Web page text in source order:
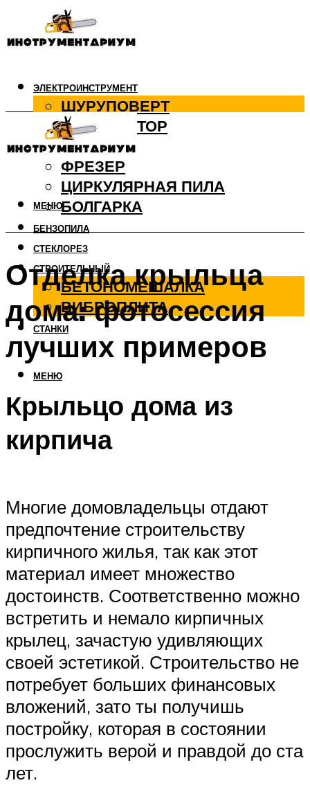
ЭЛЕКТРОИНСТРУМЕНТ
ШУРУПОВЕРТ
ПЕРФОРАТОР
ДРЕЛЬ
ФРЕЗЕР
ЦИРКУЛЯРНАЯ ПИЛА
БОЛГАРКА
БЕНЗОПИЛА
СТЕКЛОРЕЗ
СТРОИТЕЛЬНЫЙ
БЕТОНОМЕШАЛКА
ВИБРОПЛИТА
СТАНКИ
МЕНЮ
МЕНЮ
Отделка крыльца
дома: фотосессия
лучших примеров
Крыльцо дома из
кирпича
Многие домовладельцы отдают
предпочтение строительству
кирпичного жилья, так как этот
материал имеет множество
достоинств. Соответственно можно
встретить и немало кирпичных
крылец, зачастую удивляющих
своей эстетикой. Строительство не
потребует больших финансовых
вложений, зато ты получишь
постройку, которая в состоянии
прослужить верой и правдой до ста
лет.